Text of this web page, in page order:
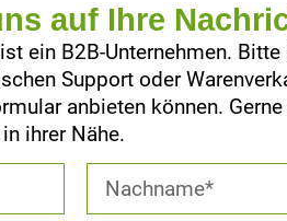
auf Ihre
ein B2B-Unternehmen.
Support oder
anbieten können.
ihrer Nähe.